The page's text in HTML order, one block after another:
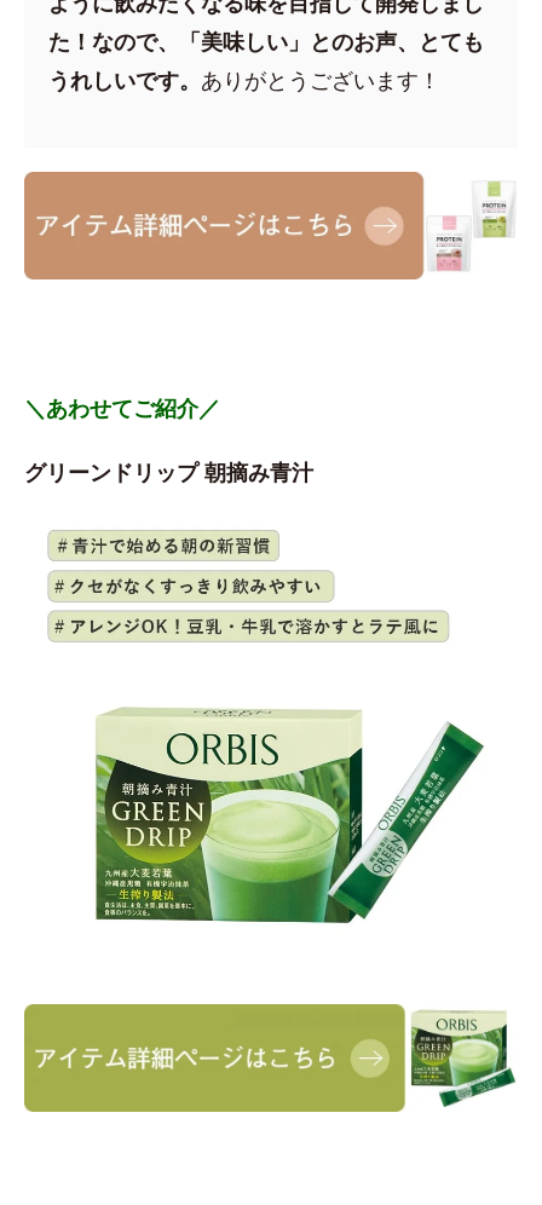
た！なので、「美味しい」とのお声、とても
うれしいです。 ありがとうございます！
＼あわせてご紹介／
グリーンドリップ 朝摘み青汁